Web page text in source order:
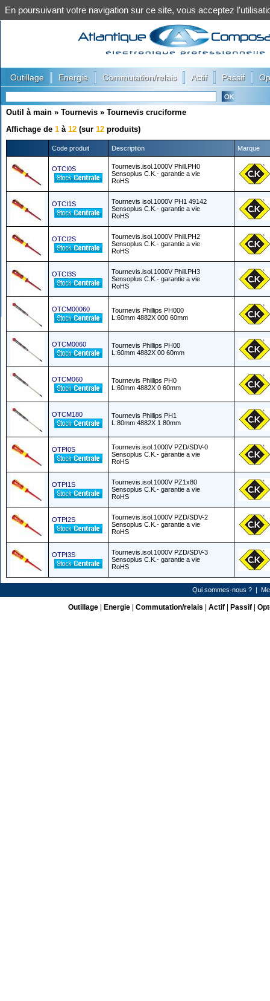
Outillage Energie Commutation/relais Actif Passif
Outil à main » Tournevis » Tournevis cruciforme
Affichage de 1 à 12 (sur 12 produits)
Code produit Description Marque
OTCI0S
Tournevis.isol.1000V Phill.PH0
Sensoplus C.K.- garantie a vie
RoHS
OTCI1S
Tournevis isol.1000V PH1 49142
Sensoplus C.K.- garantie a vie
RoHS
OTCI2S
Tournevis.isol.1000V Phill.PH2
Sensoplus C.K.- garantie a vie
RoHS
OTCI3S
Tournevis.isol.1000V Phill.PH3
Sensoplus C.K.- garantie a vie
RoHS
OTCM00060
Tournevis Phillips PH000
L:60mm 4882X 000 60mm
OTCM0060
Tournevis Phillips PH00
L:60mm 4882X 00 60mm
OTCM060
Tournevis Phillips PH0
L:60mm 4882X 0 60mm
OTCM180
Tournevis Phillips PH1
L:80mm 4882X 1 80mm
OTPI0S
Tournevis.isol.1000V PZD/SDV-0
Sensoplus C.K.- garantie a vie
RoHS
OTPI1S
Tournevis.isol.1000V PZ1x80
Sensoplus C.K.- garantie a vie
RoHS
OTPI2S
Tournevis.isol.1000V PZD/SDV-2
Sensoplus C.K.- garantie a vie
RoHS
OTPI3S
Tournevis.isol.1000V PZD/SDV-3
Sensoplus C.K.- garantie a vie
RoHS
Qui sommes-nous ? |
Outillage| Energie| Commutation/relais Actif| Passif|
En poursuivant votre navigation sur ce site, vous acceptez